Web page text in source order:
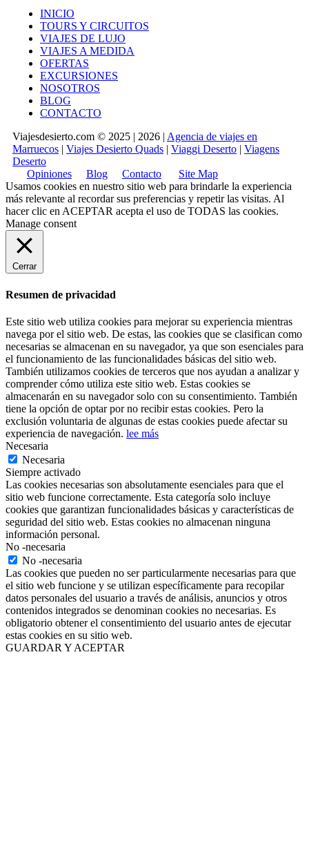
INICIO
TOURS Y CIRCUITOS
VIAJES DE LUJO
VIAJES A MEDIDA
OFERTAS
EXCURSIONES
NOSOTROS
BLOG
CONTACTO
Viajesdesierto.com © 2025 | 2026 | Agencia de viajes en
Marruecos | Viajes Desierto Quads | Viaggi Deserto | Viagens
Deserto
Opiniones
Blog Contacto
Site Map
Usamos cookies en nuestro sitio web para brindarle la experiencia
más relevante al recordar sus preferencias y repetir las visitas. Al
hacer clic en ACEPTAR acepta el uso de TODAS las cookies.
Manage consent
Cerrar
Resumen de privacidad
Este sitio web utiliza cookies para mejorar su experiencia mientras
navega por el sitio web. De estas, las cookies que se clasifican como
necesarias se almacenan en su navegador, ya que son esenciales para
el funcionamiento de las funcionalidades básicas del sitio web.
También utilizamos cookies de terceros que nos ayudan a analizar y
comprender cómo utiliza este sitio web. Estas cookies se
almacenarán en su navegador solo con su consentimiento. También
tiene la opción de optar por no recibir estas cookies. Pero la
exclusión voluntaria de algunas de estas cookies puede afectar su
experiencia de navegación. lee más
Necesaria
Necesaria
Siempre activado
Las cookies necesarias son absolutamente esenciales para que el
sitio web funcione correctamente. Esta categoría solo incluye
cookies que garantizan funcionalidades básicas y características de
seguridad del sitio web. Estas cookies no almacenan ninguna
información personal.
No -necesaria
No -necesaria
Las cookies que pueden no ser particularmente necesarias para que
el sitio web funcione y se utilizan específicamente para recopilar
datos personales del usuario a través de análisis, anuncios y otros
contenidos integrados se denominan cookies no necesarias. Es
obligatorio obtener el consentimiento del usuario antes de ejecutar
estas cookies en su sitio web.
GUARDAR Y ACEPTAR